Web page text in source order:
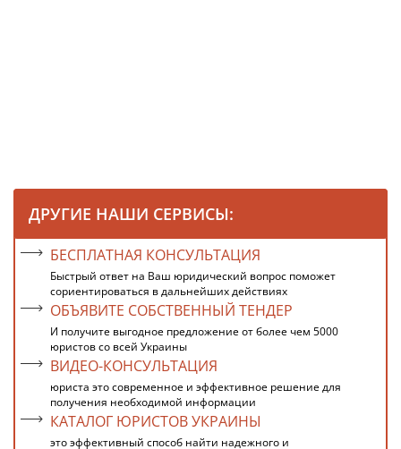
ДРУГИЕ НАШИ СЕРВИСЫ:
БЕСПЛАТНАЯ КОНСУЛЬТАЦИЯ
Быстрый ответ на Ваш юридический вопрос поможет
сориентироваться в дальнейших действиях
ОБЪЯВИТЕ СОБСТВЕННЫЙ ТЕНДЕР
И получите выгодное предложение от более чем 5000
юристов со всей Украины
ВИДЕО-КОНСУЛЬТАЦИЯ
юриста это современное и эффективное решение для
получения необходимой информации
КАТАЛОГ ЮРИСТОВ УКРАИНЫ
это эффективный способ найти надежного и